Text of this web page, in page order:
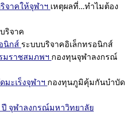
จาคให้จุฬาฯ เหตุผลที่...ทำไมต้อง
ริจาค
นิกส์ ระบบบริจาคอิเล็กทรอนิกส์
มราชสมภพฯ กองทุนจุฬาลงกรณ์
ะเร็งจุฬาฯ กองทุนภูมิคุ้มกันบำบัด
ปี จุฬาลงกรณ์มหาวิทยาลัย